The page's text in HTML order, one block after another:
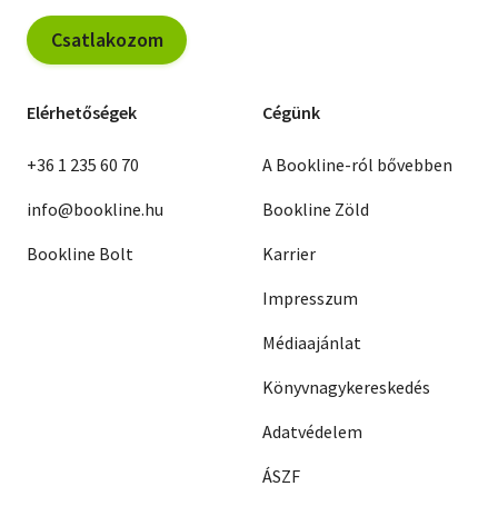
Csatlakozom
Elérhetőségek
+36 1 235 60 70
info@bookline.hu
Bookline Bolt
Cégünk
A Bookline-ról bővebben
Bookline Zöld
Karrier
Impresszum
Médiaajánlat
Könyvnagykereskedés
Adatvédelem
ÁSZF